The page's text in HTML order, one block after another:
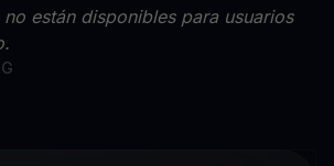
están disponibles para usuarios